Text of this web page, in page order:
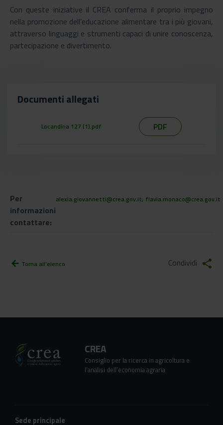
Con queste iniziative il CREA conferma il proprio impegno
nella promozione dell’educazione alimentare tra i più giovani,
attraverso linguaggi e strumenti capaci di unire conoscenza,
partecipazione e divertimento.
Documenti allegati
Locandina 127 (1).pdf PDF
Per
informazioni
contattare:
alexia.giovannetti@crea.gov.it; flavia.monaco@crea.gov.it
arrow_back Torna all'elenco Condividi share
CREA
Consiglio per la ricerca in agricoltura e
l’analisi dell’economia agraria
Sede principale